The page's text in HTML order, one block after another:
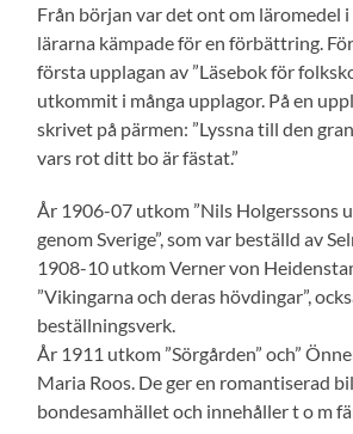
Från början var det ont om läromedel
lärarna kämpade för en förbättring.
första upplagan av ”Läsebok för
utkommit i många upplagor. På en
skrivet på pärmen: ”Lyssna till den
vars rot ditt bo är fästat.”
År 1906-07 utkom ”Nils Holgerssons
genom Sverige”, som var beställd av
1908-10 utkom Verner von
”Vikingarna och deras hövdingar”,
beställningsverk.
År 1911 utkom ”Sörgården” och”
Maria Roos. De ger en romantiserad
bondesamhället och innehåller t o m